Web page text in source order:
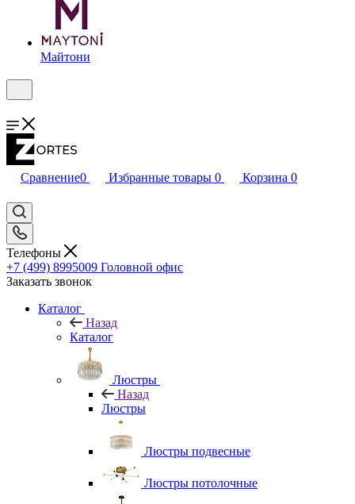
Майтони
Сравнение0 Избранные товары 0 Корзина 0
Телефоны
+7 (499) 8995009 Головной офис
Заказать звонок
Каталог
Назад
Каталог
Люстры
Назад
Люстры
Люстры подвесные
Люстры потолочные